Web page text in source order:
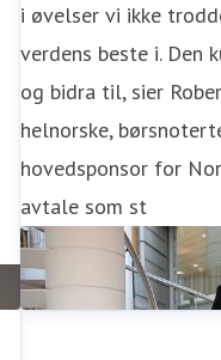
i øvelser vi ikke
verdens beste i.
og bidra til, sier
helnorske,
hovedsponsor for
avtale som st